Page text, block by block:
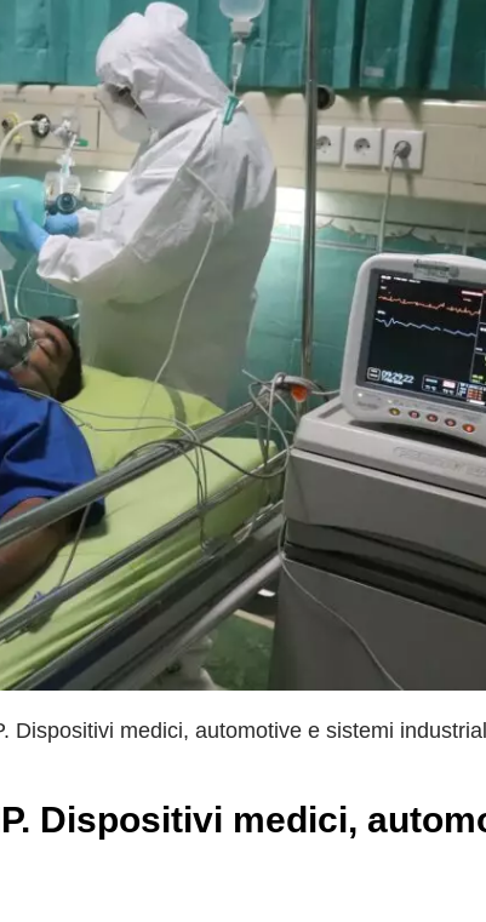
Dispositivi medici, automotive e sistemi
Dispositivi medici,